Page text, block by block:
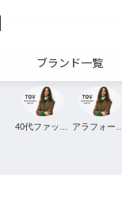
ブランド一覧